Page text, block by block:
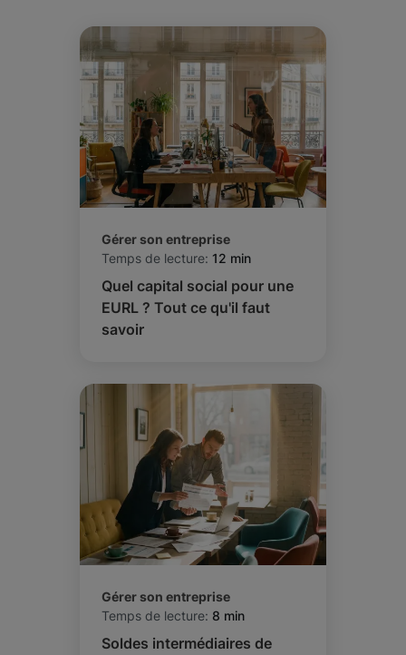
Gérer son entreprise
Temps de lecture: 12 min
Quel capital social pour une
EURL ? Tout ce qu'il faut
savoir
Gérer son entreprise
Temps de lecture: 8 min
Soldes intermédiaires de